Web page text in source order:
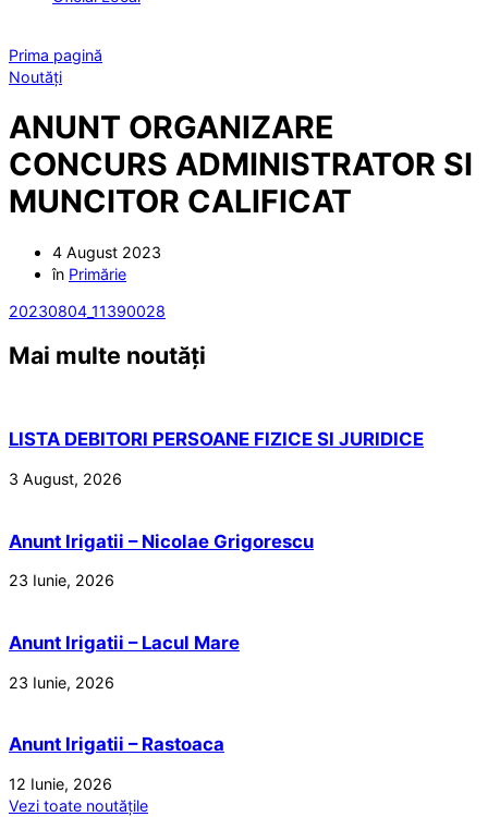
Prima pagină
Noutăți
ANUNT ORGANIZARE
CONCURS ADMINISTRATOR SI
MUNCITOR CALIFICAT
4 August 2023
în Primărie
20230804_11390028
Mai multe noutăți
LISTA DEBITORI PERSOANE FIZICE SI JURIDICE
3 August, 2026
Anunt Irigatii – Nicolae Grigorescu
23 Iunie, 2026
Anunt Irigatii – Lacul Mare
23 Iunie, 2026
Anunt Irigatii – Rastoaca
12 Iunie, 2026
Vezi toate noutățile